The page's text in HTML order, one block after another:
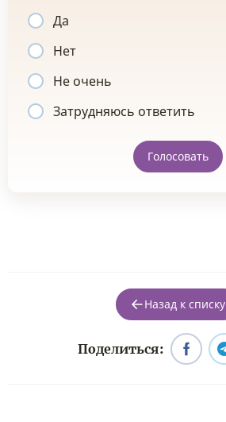
Да
Нет
Не очень
Затрудняюсь ответить
Голосовать
Назад к списку
Поделиться: